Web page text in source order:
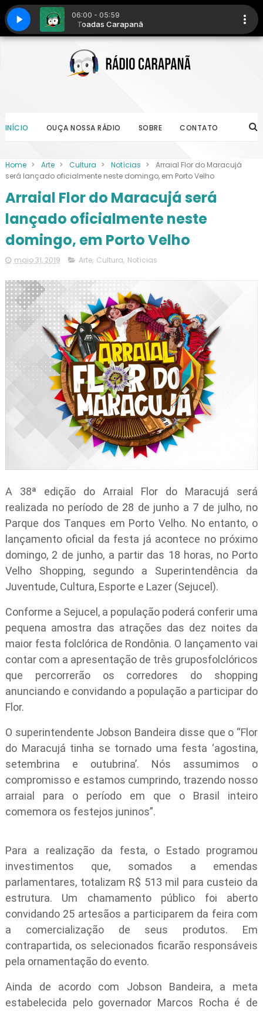
INÍCIO OUÇA NOSSA RÁDIO SOBRE CONTATO
Home > Arte > Cultura > Notícias >
Arraial Flor do Maracujá
será lançado oficialmente neste domingo, em Porto Velho
Arraial Flor do Maracujá será
lançado oficialmente neste
domingo, em Porto Velho
maio 31, 2019 Arte, Cultura, Notícias
A 38ª edição do Arraial Flor do Maracujá será
realizada no período de 28 de junho a 7 de julho, no
Parque dos Tanques em Porto Velho. No entanto, o
lançamento oficial da festa já acontece no próximo
domingo, 2 de junho, a partir das 18 horas, no Porto
Velho Shopping, segundo a Superintendência da
Juventude, Cultura, Esporte e Lazer (Sejucel).
Conforme a Sejucel, a população poderá conferir uma
pequena amostra das atrações das dez noites da
maior festa folclórica de Rondônia. O lançamento vai
contar com a apresentação de três gruposfolclóricos
que percorrerão os corredores do shopping
anunciando e convidando a população a participar do
Flor.
O superintendente Jobson Bandeira disse que o “Flor
do Maracujá tinha se tornado uma festa ‘agostina,
setembrina e outubrina’. Nós assumimos o
compromisso e estamos cumprindo, trazendo nosso
arraial para o período em que o Brasil inteiro
comemora os festejos juninos”.
Para a realização da festa, o Estado programou
investimentos que, somados a emendas
parlamentares, totalizam R$ 513 mil para custeio da
estrutura. Um chamamento público foi aberto
convidando 25 artesãos a participarem da feira com
a comercialização de seus produtos. Em
contrapartida, os selecionados ficarão responsáveis
pela ornamentação do evento.
Ainda de acordo com Jobson Bandeira, a meta
estabelecida pelo governador Marcos Rocha é de